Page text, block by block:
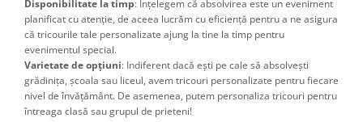
Disponibilitate la timp: Înțelegem că absolvirea este un eveniment
planificat cu atenție, de aceea lucrăm cu eficiență pentru a ne asigura
că tricourile tale personalizate ajung la tine la timp pentru
evenimentul special.
Varietate de opțiuni: Indiferent dacă ești pe cale să absolvești
grădinița, școala sau liceul, avem tricouri personalizate pentru fiecare
nivel de învățământ. De asemenea, putem personaliza tricouri pentru
întreaga clasă sau grupul de prieteni!